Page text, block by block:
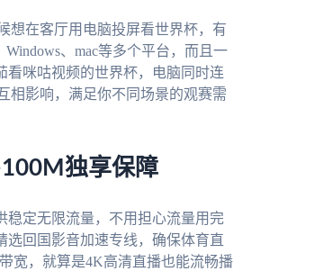
想在客厅用电脑投屏看世界杯，有
Windows、mac等多个平台，而且一
看咪咕视频的世界杯，电脑同时连
影响，满足你不同场景的观赛需
独享保障
稳定无限流量，不用担心流量用完
回国影音加速专线，确保体育直
宽，就算是4K高清直播也能流畅播